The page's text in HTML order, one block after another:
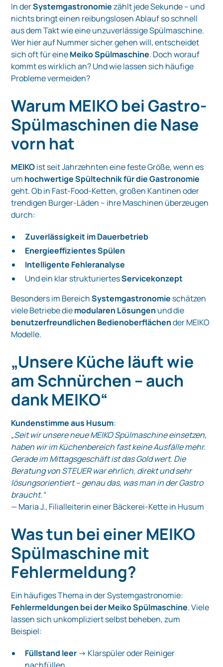
In derSystemgastronomiezählt jede Sekunde – und
nichts bringt einen reibungslosen Ablauf so schnell
aus dem Takt wie eine unzuverlässige Spülmaschine.
Wer hier auf Nummer sicher gehen will, entscheidet
sich oft für eineMeiko Spülmaschine. Doch worauf
kommt es wirklich an? Und wie lassen sich häufige
Probleme vermeiden?
Warum MEIKO bei Gastro-
Spülmaschinen die Nase
vorn hat
MEIKOist seit Jahrzehnten eine feste Größe, wenn es
um hochwertige Spültechnik für die Gastronomie
geht. Ob in Fast-Food-Ketten, großen Kantinen oder
trendigen Burger-Läden – ihre Maschinen überzeugen
durch:
Zuverlässigkeit im Dauerbetrieb
Energieeffizientes Spülen
Intelligente Fehleranalyse
Und ein klar strukturiertesServicekonzept
Besonders im BereichSystemgastronomie schätzen
viele Betriebe diemodularen Lösungen und die
benutzerfreundlichen Bedienoberflächender MEIKO
Modelle.
„Unsere Küche läuft wie
am Schnürchen – auch
dank MEIKO“
Kundenstimme aus Husum:
„Seit wir unsere neue MEIKO Spülmaschine einsetzen,
haben wir im Küchenbereich fast keine Ausfälle mehr.
Gerade im Mittagsgeschäft ist das Gold wert. Die
Beratung von STEUER war ehrlich, direkt und sehr
lösungsorientiert – genau das, was man in der Gastro
braucht.“
— Maria J., Filialleiterin einer Bäckerei-Kette in Husum
Was tun bei einer MEIKO
Spülmaschine mit
Fehlermeldung?
Ein häufiges Thema in der Systemgastronomie:
Fehlermeldungen bei der Meiko Spülmaschine. Viele
lassen sich unkompliziert selbst beheben, zum
Beispiel:
Füllstand leer → Klarspüler oder Reiniger